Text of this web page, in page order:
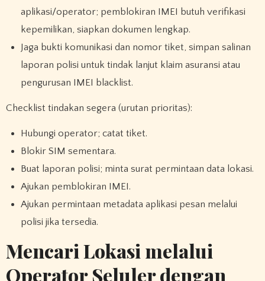
aplikasi/operator; pemblokiran IMEI butuh verifikasi
kepemilikan, siapkan dokumen lengkap.
Jaga bukti komunikasi dan nomor tiket, simpan salinan
laporan polisi untuk tindak lanjut klaim asuransi atau
pengurusan IMEI blacklist.
Checklist tindakan segera (urutan prioritas):
Hubungi operator; catat tiket.
Blokir SIM sementara.
Buat laporan polisi; minta surat permintaan data lokasi.
Ajukan pemblokiran IMEI.
Ajukan permintaan metadata aplikasi pesan melalui
polisi jika tersedia.
Mencari Lokasi melalui
Operator Seluler dengan